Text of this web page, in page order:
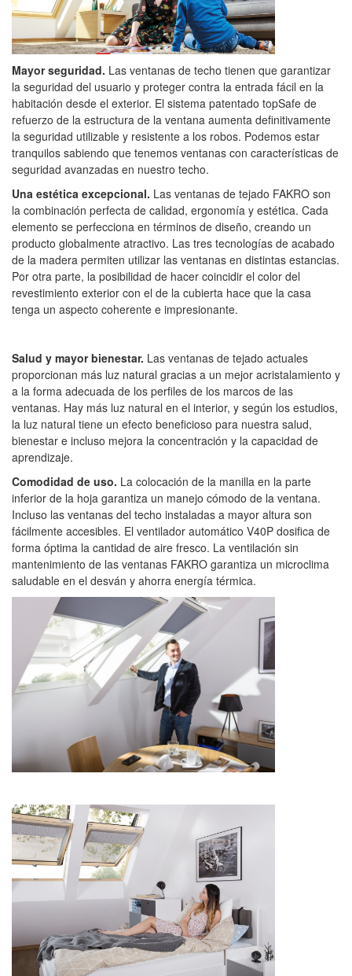
Mayor seguridad. Las ventanas de techo tienen que garantizar
la seguridad del usuario y proteger contra la entrada fácil en la
habitación desde el exterior. El sistema patentado topSafe de
refuerzo de la estructura de la ventana aumenta definitivamente
la seguridad utilizable y resistente a los robos. Podemos estar
tranquilos sabiendo que tenemos ventanas con características de
seguridad avanzadas en nuestro techo.
Una estética excepcional. Las ventanas de tejado FAKRO son
la combinación perfecta de calidad, ergonomía y estética. Cada
elemento se perfecciona en términos de diseño, creando un
producto globalmente atractivo. Las tres tecnologías de acabado
de la madera permiten utilizar las ventanas en distintas estancias.
Por otra parte, la posibilidad de hacer coincidir el color del
revestimiento exterior con el de la cubierta hace que la casa
tenga un aspecto coherente e impresionante.
Salud y mayor bienestar. Las ventanas de tejado actuales
proporcionan más luz natural gracias a un mejor acristalamiento y
a la forma adecuada de los perfiles de los marcos de las
ventanas. Hay más luz natural en el interior, y según los estudios,
la luz natural tiene un efecto beneficioso para nuestra salud,
bienestar e incluso mejora la concentración y la capacidad de
aprendizaje.
Comodidad de uso. La colocación de la manilla en la parte
inferior de la hoja garantiza un manejo cómodo de la ventana.
Incluso las ventanas del techo instaladas a mayor altura son
fácilmente accesibles. El ventilador automático V40P dosifica de
forma óptima la cantidad de aire fresco. La ventilación sin
mantenimiento de las ventanas FAKRO garantiza un microclima
saludable en el desván y ahorra energía térmica.